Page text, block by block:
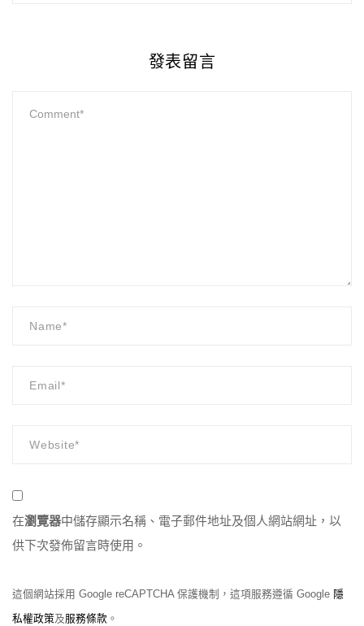
發表留言
在瀏覽器中儲存顯示名稱、電子郵件地址及個人網站網址，以
供下次發佈留言時使用。
這個網站採用 Google reCAPTCHA 保護機制，這項服務遵循 Google 隱
私權政策及服務條款 。